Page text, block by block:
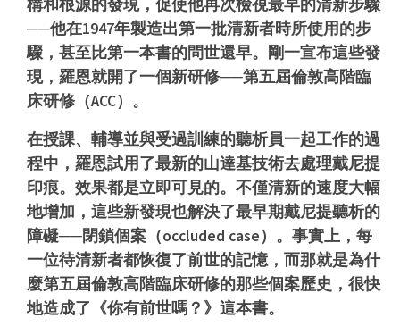
構和根源的發現，促使他再次檢視最早的清新步驟
──他在1947年製造出第一批清新者時所使用的步
驟，甚至比第一本書的問世還早。剛一宣布這些發
現，羅恩就開了一個新研修──第五屆倫敦高階臨
床研修（ACC）。
在授課、輔導並與受過訓練的聽析員一起工作的過
程中，羅恩試用了最新的山達基技術去處理戴尼提
印痕。效果都是立即可見的。不僅清新的速度大幅
地增加，這些新發現也解決了最早期戴尼提聽析的
障礙──閉鎖個案（occluded case）。 事實上，每
一位待清新者都恢復了前世的記憶，而那就是為什
麼第五屆倫敦高階臨床研修的那些個案歷史，很快
地造成了《你有前世嗎？》這本書。